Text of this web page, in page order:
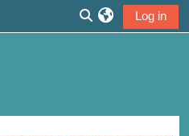
Toggle search
Log in